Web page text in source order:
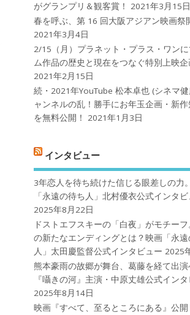
がグランプリ＆観客賞！
2021年3月15日
春を呼ぶ、第 16 回大阪アジアン映画祭
2021年3月4日
2/15（月）プラネット・プラス・ワン
ム作品の歴史と現在をつなぐ特別上映企
2021年2月15日
続・2021年YouTube 松本卓也 (シネマ
ャンネルの乱！勝手にお年玉企画・新
を無料公開！
2021年1月3日
インタビュー
3年恋人を待ち続けた信じる眼差しの力
「永遠の待ち人」北村優衣公式インタ
2025年8月22日
ドストエフスキーの「白夜」がモチー
の新たなエンディングとは？映画「永遠
人」太田慶監督公式インタビュー 2025
熊本豪雨の故郷が舞台、葛藤を経て出
『囁きの河』主演・中原丈雄公式イン
2025年8月14日
映画『すべて、至るところにある』公